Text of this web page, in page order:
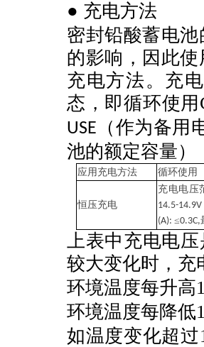
● 充电方法
密封铅酸蓄电
的影响，因此
充电方法。充
态，即循环使用
USE （作为备
池的额定容量）
应用充电方法 循环使用
恒压充电
充电电压
14.5-14.9V
(A):≤0.3C,
上表中充电电
较大变化时，充
环境温度每升高
环境温度每降低
如温度变化超过